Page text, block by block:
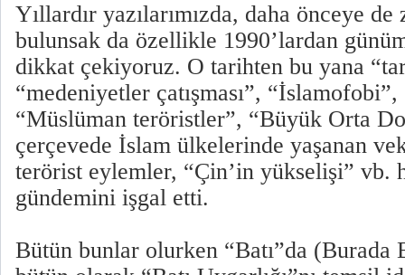
Yıllardır yazılarımızda, daha önceye
bulunsak da özellikle 1990’lardan
dikkat çekiyoruz. O tarihten bu yana
“medeniyetler çatışması”,
“Müslüman teröristler”, “Büyük Orta
çerçevede İslam ülkelerinde yaşanan
terörist eylemler, “Çin’in yükselişi” vb.
gündemini işgal etti.
Bütün bunlar olurken “Batı”da (Burada